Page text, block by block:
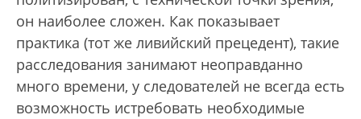
он наиболее сложен. Как показывает
практика (тот же ливийский прецедент), такие
расследования занимают неоправданно
много времени, у следователей не всегда есть
возможность истребовать необходимые